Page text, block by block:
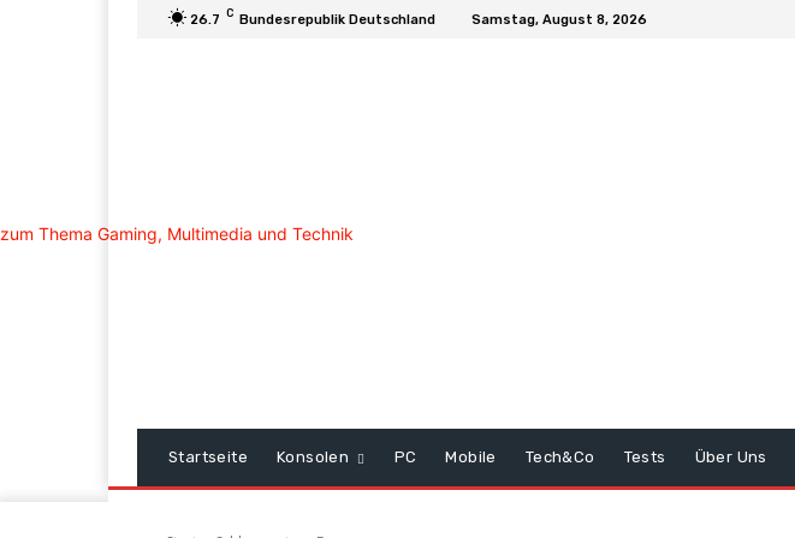
26.7 C Bundesrepublik Deutschland Samstag, August 8, 2026
Startseite Konsolen PC Mobile Tech&Co Tests Über Uns